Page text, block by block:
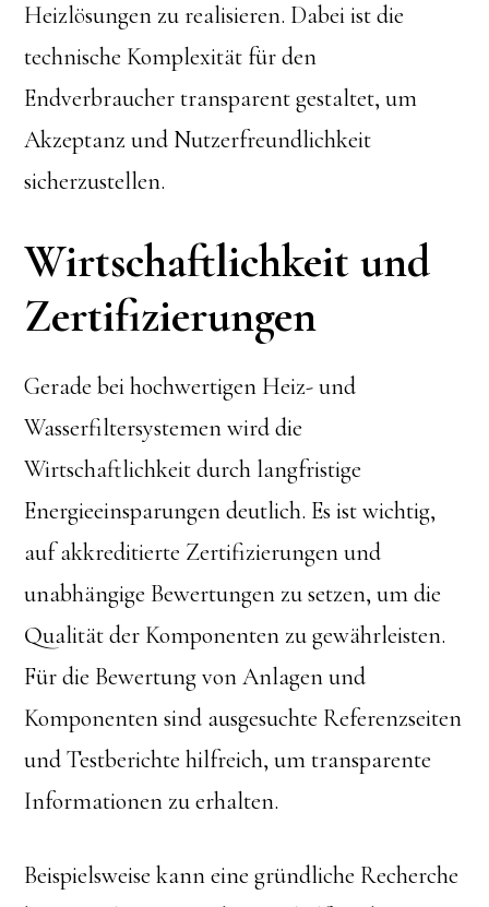
Heizlösungen zu realisieren. Dabei ist die
technische Komplexität für den
Endverbraucher transparent gestaltet, um
Akzeptanz und Nutzerfreundlichkeit
sicherzustellen.
Wirtschaftlichkeit und
Zertifizierungen
Gerade bei hochwertigen Heiz- und
Wasserfiltersystemen wird die
Wirtschaftlichkeit durch langfristige
Energieeinsparungen deutlich. Es ist wichtig,
auf akkreditierte Zertifizierungen und
unabhängige Bewertungen zu setzen, um die
Qualität der Komponenten zu gewährleisten.
Für die Bewertung von Anlagen und
Komponenten sind ausgesuchte Referenzseiten
und Testberichte hilfreich, um transparente
Informationen zu erhalten.
Beispielsweise kann eine gründliche Recherche